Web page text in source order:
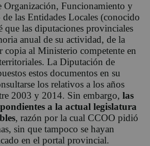
Organización, Funcionamiento y
las Entidades Locales (conocido
que las diputaciones provinciales
anual de su actividad, de la
copia al Ministerio competente en
La Diputación de
estos documentos en su
los relativos a los años
2003 y 2014. Sin embargo, las
a la actual legislatura
, razón por la cual CCOO pidió
sin que tampoco se hayan
en el portal provincial.